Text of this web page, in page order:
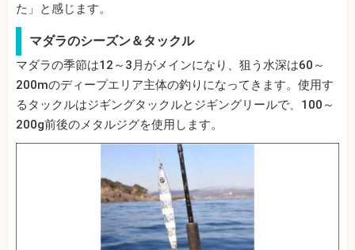
た」と感じます。
マダラのシーズン＆タックル
マダラの季節は12～3月がメインになり、狙う水深は60～
200mのディープエリア主体の釣りになってきます。使用す
るタックルはジギングタックルとジギングリールで、100～
200g前後のメタルジグを使用します。